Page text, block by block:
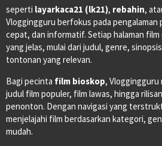
seperti layarkaca21 (lk21), rebahin,
Vloggingguru berfokus pada pengalaman
cepat, dan informatif. Setiap halaman
yang jelas, mulai dari judul, genre,
tontonan yang relevan.
Bagi pecinta film bioskop, Vloggingguru
judul film populer, film lawas, hingga
penonton. Dengan navigasi yang
menjelajahi film berdasarkan kategori,
mudah.